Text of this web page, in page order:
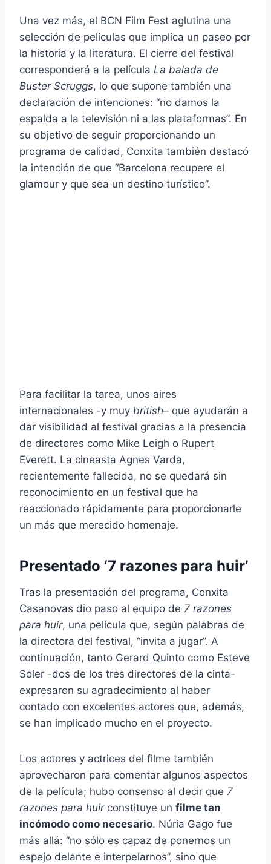
Una vez más, el BCN Film Fest aglutina una
selección de películas que implica un paseo por
la historia y la literatura. El cierre del festival
corresponderá a la película La balada de
Buster Scruggs, lo que supone también una
declaración de intenciones: “no damos la
espalda a la televisión ni a las plataformas”. En
su objetivo de seguir proporcionando un
programa de calidad, Conxita también destacó
la intención de que “Barcelona recupere el
glamour y que sea un destino turístico”.
Para facilitar la tarea, unos aires
internacionales -y muy british– que ayudarán a
dar visibilidad al festival gracias a la presencia
de directores como Mike Leigh o Rupert
Everett. La cineasta Agnes Varda,
recientemente fallecida, no se quedará sin
reconocimiento en un festival que ha
reaccionado rápidamente para proporcionarle
un más que merecido homenaje.
Presentado ‘7 razones para huir’
Tras la presentación del programa, Conxita
Casanovas dio paso al equipo de 7 razones
para huir, una película que, según palabras de
la directora del festival, “invita a jugar”. A
continuación, tanto Gerard Quinto como Esteve
Soler -dos de los tres directores de la cinta-
expresaron su agradecimiento al haber
contado con excelentes actores que, además,
se han implicado mucho en el proyecto.
Los actores y actrices del filme también
aprovecharon para comentar algunos aspectos
de la película; hubo consenso al decir que 7
razones para huirconstituye un filme tan
incómodo como necesario. Núria Gago fue
más allá: “no sólo es capaz de ponernos un
espejo delante e interpelarnos”, sino que